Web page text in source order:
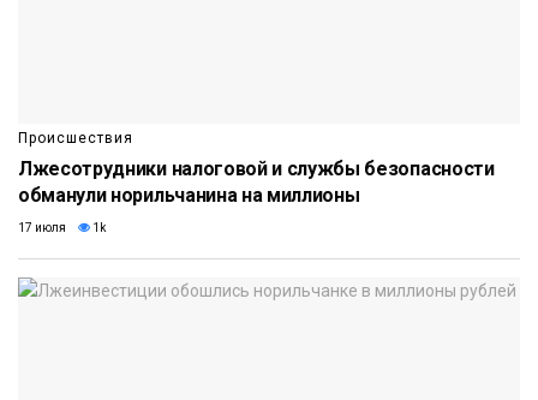
Происшествия
Лжесотрудники налоговой и службы безопасности
обманули норильчанина на миллионы
17 июля 1k